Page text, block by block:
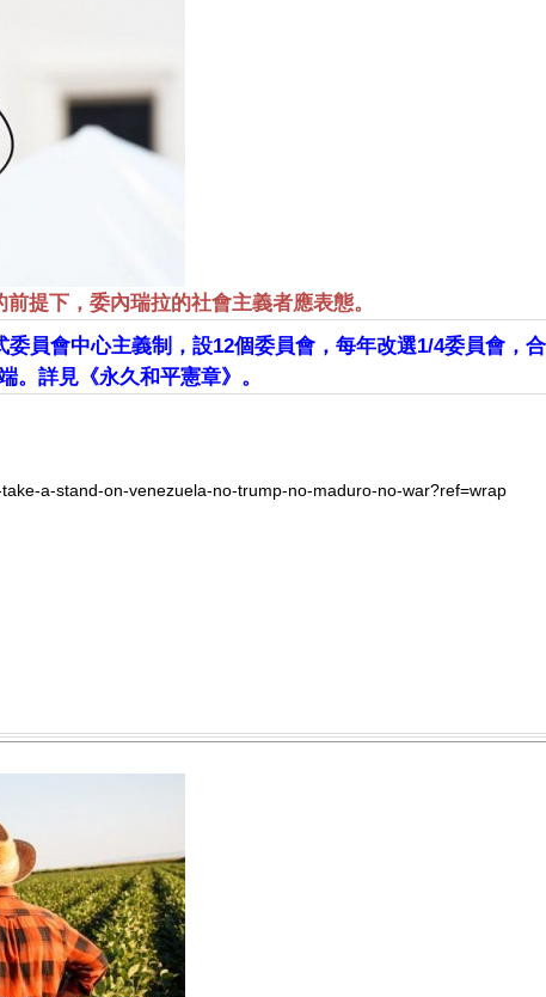
提下，委內瑞拉的社會主義者應表態。
員會中心主義制，設12個委員會，每年改選1/4委員會，
。詳見《永久和平憲章》。
a-stand-on-venezuela-no-trump-no-maduro-no-war?ref=wrap